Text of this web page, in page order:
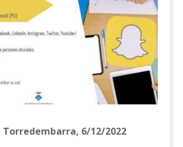
Torredembarra, 6/12/2022